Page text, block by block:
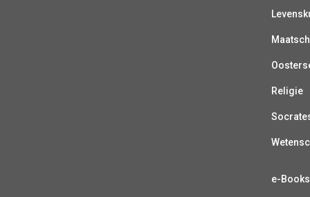
Religie
e-Books